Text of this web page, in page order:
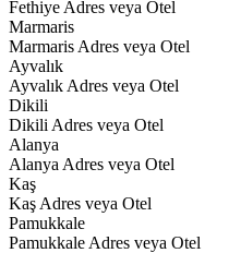
Fethiye Adres veya Otel
Marmaris
Marmaris Adres veya Otel
Ayvalık
Ayvalık Adres veya Otel
Dikili
Dikili Adres veya Otel
Alanya
Alanya Adres veya Otel
Kaş
Kaş Adres veya Otel
Pamukkale
Pamukkale Adres veya Otel